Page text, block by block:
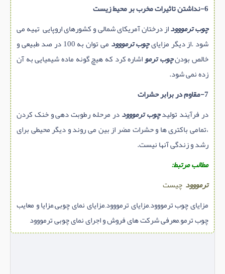
6-نداشتن تاثیرات مخرب بر محیط زیست
چوب ترموووداز درختان آمریکای شمالی و کشورهای اروپایی تهیه می
شود .از دیگر مزایایچوب ترمووود
می توان به 100 در صد طبیعی و
خالص بودنچوب ترمواشاره کرد که هیچ گونه ماده شیمیایی به آن
زده نمی شود.
7-مقاوم در برابر حشرات
در فرآیند تولیدچوب ترموووددر مرحله رطوبت دهی و خنک کردن
،تمامی باکتری ها و حشرات مضر از بین می روند و دیگر محیطی برای
رشد و زندگی آنها نیست.
مطالب مرتبط:
ترمووود چیست
مزایای چوب ترمووود,مزایای ترمووود,مزایای نمای چوبی,مزایا و معایب
چوب ترمو,معرفی شرکت های فروش و اجرای نمای چوبی ترمووود